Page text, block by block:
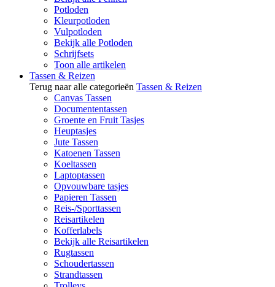
Potloden
Kleurpotloden
Vulpotloden
Bekijk alle Potloden
Schrijfsets
Toon alle artikelen
Tassen & Reizen
Terug naar alle categorieën Tassen & Reizen
Canvas Tassen
Documententassen
Groente en Fruit Tasjes
Heuptasjes
Jute Tassen
Katoenen Tassen
Koeltassen
Laptoptassen
Opvouwbare tasjes
Papieren Tassen
Reis-/Sporttassen
Reisartikelen
Kofferlabels
Bekijk alle Reisartikelen
Rugtassen
Schoudertassen
Strandtassen